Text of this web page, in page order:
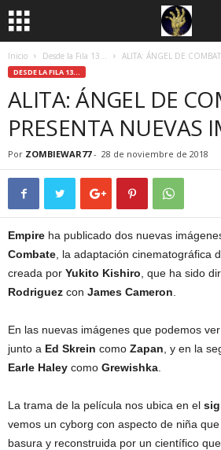
Inicio Desde la Fila 13... ALITA: ÁNGEL DE
DESDE LA FILA 13...
ALITA: ÁNGEL DE
PRESENTA NUEVAS
Por ZOMBIEWAR77- 28 de noviembre de 2018
Empire ha publicado dos nuevas
Combate , la adaptación cinematográfica
creada por Yukito Kishiro , que ha sido
Rodriguez con James Cameron
En las nuevas imágenes que podemos
junto a Ed Skrein como Zapan , y en la
Earle Haley como Grewishka
La trama de la película nos ubica en el
vemos un cyborg con aspecto de niña
basura y reconstruida por un científico